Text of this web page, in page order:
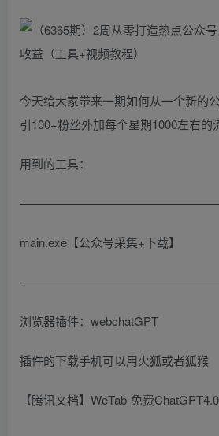
今天给大家带来一期如何从一个新的
引100+粉丝外加每个星期1000左右的
用到的工具：
main.exe【公众号采集+下载】
浏览器插件：webchatGPT
插件的下载手机可以用火狐或者狐猴
【腾讯文档】WeTab-免费